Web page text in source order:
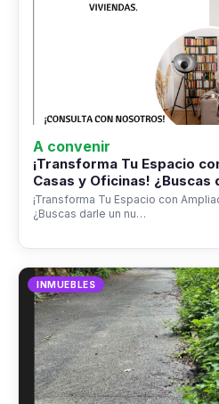
A convenir
¡Transforma Tu Espacio
Casas y Oficinas! ¿Buscas
¡Transforma Tu Espacio con
¿Buscas darle un nu…
INMUEBLES